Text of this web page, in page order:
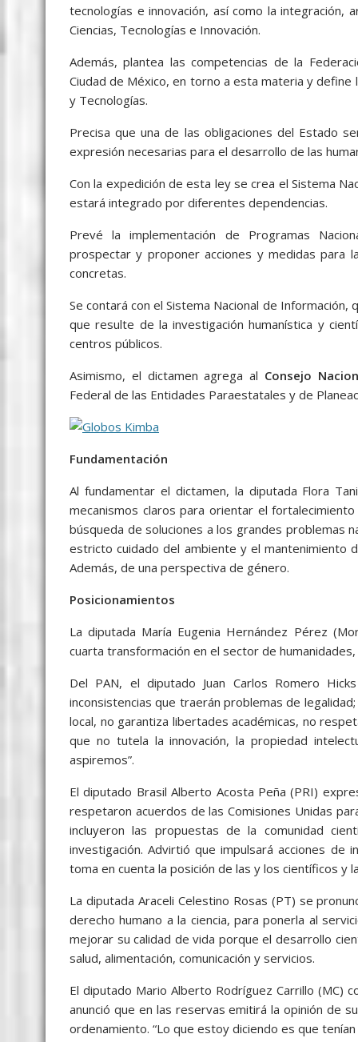
tecnologías e innovación, así como la integración,
Ciencias, Tecnologías e Innovación.
Además, plantea las competencias de la
Ciudad de México, en torno a esta materia y define
y Tecnologías.
Precisa que una de las obligaciones del Estado
expresión necesarias para el desarrollo de las
Con la expedición de esta ley se crea el Sistema
estará integrado por diferentes dependencias.
Prevé la implementación de Programas
prospectar y proponer acciones y medidas para
concretas.
Se contará con el Sistema Nacional de
que resulte de la investigación humanística y
centros públicos.
Asimismo, el dictamen agrega al Consejo
Federal de las Entidades Paraestatales y de
Fundamentación
Al fundamentar el dictamen, la diputada Flora
mecanismos claros para orientar el
búsqueda de soluciones a los grandes problemas
estricto cuidado del ambiente y el mantenimiento
Además, de una perspectiva de género.
Posicionamientos
La diputada María Eugenia Hernández Pérez
cuarta transformación en el sector de humanidades,
Del PAN, el diputado Juan Carlos Romero
inconsistencias que traerán problemas de
local, no garantiza libertades académicas, no
que no tutela la innovación, la propiedad
aspiremos”.
El diputado Brasil Alberto Acosta Peña (PRI)
respetaron acuerdos de las Comisiones Unidas
incluyeron las propuestas de la comunidad
investigación. Advirtió que impulsará acciones de
toma en cuenta la posición de las y los científicos y
La diputada Araceli Celestino Rosas (PT) se
derecho humano a la ciencia, para ponerla al
mejorar su calidad de vida porque el desarrollo
salud, alimentación, comunicación y servicios.
El diputado Mario Alberto Rodríguez Carrillo (MC)
anunció que en las reservas emitirá la opinión de
ordenamiento. “Lo que estoy diciendo es que